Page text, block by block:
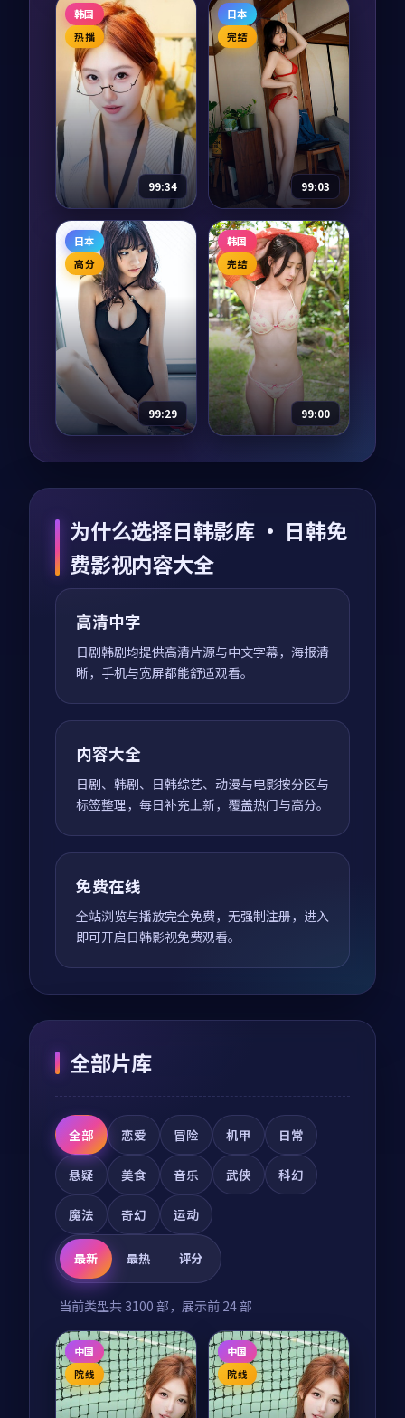
电视剧 2024
主演： 雷佳音、河正
宇 等
暴雪终章·典藏是一
部以悬疑为核心的影
视作品，围绕危机、
反转与人物成长展
开，整体节奏紧凑，
值得推荐观看。
97,527 6.2 悬疑
综艺 2025
主演： 朴宝剑、金高
四位常年外景拍摄的
演员，被要求在镜头
前过整整十二周「不
出门」的家居生活。
一日三餐、整理衣
柜、阳台种菜，把综
艺还给「家」。
97,499 8.6 喜剧
韩国
热播
99:34
零号迷雾·纪念
版纪录片 2023
主演：河正宇、梁朝
伟 等
零号迷雾·纪念版是
一部以惊悚为核心的
影视作品，围绕危
机、反转与人物成长
展开，整体节奏紧
凑，值得推荐观看。
97,457 8.0 惊悚
日本
完结
99:03
暗夜悬案·典藏
电视剧 2023
主演：木村拓哉、雷
佳音 等
暗夜悬案·典藏是一
部以爱情为核心的影
视作品，围绕危机、
反转与人物成长展
开，整体节奏紧凑，
值得推荐观看。
96,995 9.1 爱情
日本
高分
99:29
狂潮回响·纪念
电视剧 2024
子怡 等
狂潮回响·纪念版是
一部以喜剧为核心的
影视作品，围绕危
展开，整体节奏紧
96,738 6.6
韩国
完结
99:00
失控追凶
动漫 2017
等
品，围绕危机、反转
为什么选择日韩影库 · 日韩免
费影视内容大全
高清中字
日剧韩剧均提供高清片源与中文字幕，海报清
晰，手机与宽屏都能舒适观看。
内容大全
日剧、韩剧、日韩综艺、动漫与电影按分区与
标签整理，每日补充上新，覆盖热门与高分。
免费在线
全站浏览与播放完全免费，无强制注册，进入
即可开启日韩影视免费观看。
全部片库
全部 恋爱 冒险 机甲 日常
悬疑 美食 音乐 武侠 科幻
魔法 奇幻 运动
最新 最热 评分
当前类型共 3100 部，展示前 24部
中国
院线
中国
院线